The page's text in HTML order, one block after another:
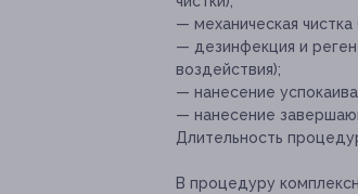
— механическая
— дезинфекция и
воздействия);
— нанесение
— нанесение
Длительность
В процедуру